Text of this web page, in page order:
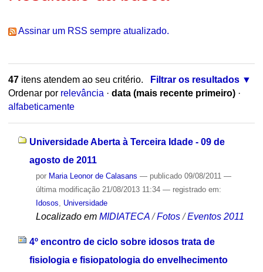
Assinar um RSS sempre atualizado.
47itens atendem ao seu critério.
Filtrar os resultados
Ordenar por relevância · data (mais recente primeiro) ·
alfabeticamente
Universidade Aberta à Terceira Idade - 09 de
agosto de 2011
por Maria Leonor de Calasans — publicado09/08/2011 —
última modificação21/08/2013 11:34 — registrado em:
Idosos
Universidade
Localizado em MIDIATECA /Fotos /Eventos 2011
4º encontro de ciclo sobre idosos trata de
fisiologia e fisiopatologia do envelhecimento